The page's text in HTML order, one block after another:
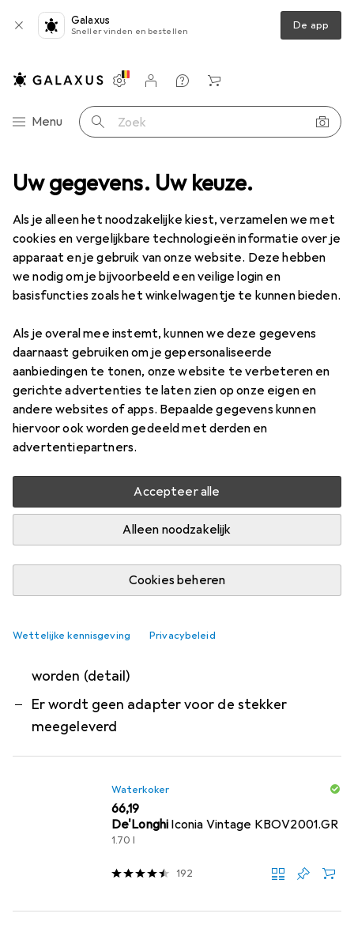
Uw gegevens. Uw keuze.
Als je alleen het noodzakelijke kiest, verzamelen we met
cookies en vergelijkbare technologieën informatie over je
apparaat en je gebruik van onze website. Deze hebben
we nodig om je bijvoorbeeld een veilige login en
basisfuncties zoals het winkelwagentje te kunnen bieden.
Als je overal mee instemt, kunnen we deze gegevens
daarnaast gebruiken om je gepersonaliseerde
aanbiedingen te tonen, onze website te verbeteren en
gerichte advertenties te laten zien op onze eigen en
andere websites of apps. Bepaalde gegevens kunnen
hiervoor ook worden gedeeld met derden en
advertentiepartners.
Accepteer alle
Alleen noodzakelijk
Cookies beheren
Wettelijke kennisgeving Privacybeleid
Galaxus
Sneller vinden en bestellen De app
Categorie navigatie
Menu Zoek op
Instellingen
Klantenaccount
Produktvergelijking
Verlanglijstje
Winkelmandje
Best verkochte Waterkokers
van De'Longhi
Deze pagina blijft altijd actueel en wordt automatisch
bijgewerkt.
i
1. De'LonghiIconia Vintage
KBOV2001.GR
De DeLonghi waterkoker KBOV 2001.GR is een
stijlvol waterkoker in retrodesign. De olijfgroene
roestvrijstalen ketel is draadloos van het
Wat onze klanten zeggen i
prachtig ontwerp
Ziet er geweldig uit, zeer mooie kwaliteit!
worden (detail)
Er wordt geen adapter voor de stekker
meegeleverd
Waterkoker
EUR
66,19
De'Longhi Iconia Vintage KBOV2001.GR
1.70 l
192